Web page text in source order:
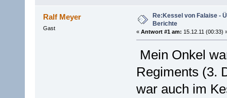
Ralf Meyer
Gast
Re:Kessel von Falaise -
Berichte
« Antwort #1 am: 15.12.11 (00:33)
Mein Onkel
Regiments (3.
war auch im